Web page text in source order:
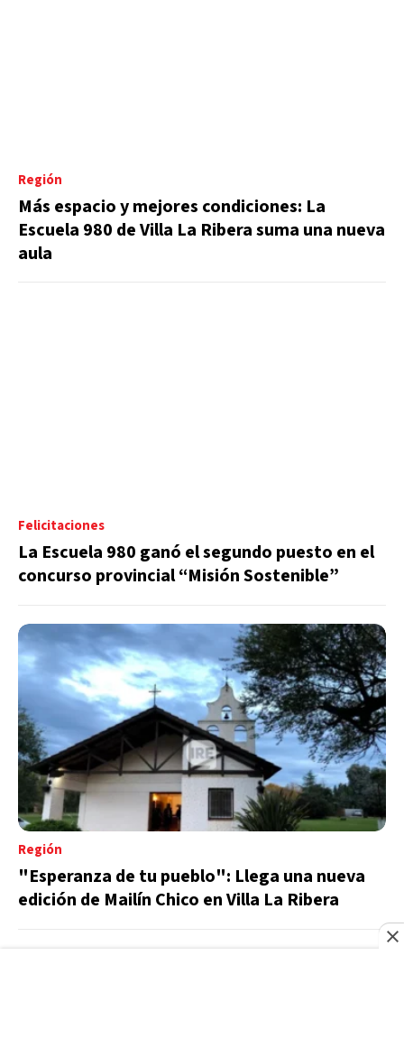
Región
Más espacio y mejores condiciones: La
Escuela 980 de Villa La Ribera suma una nueva
aula
Felicitaciones
La Escuela 980 ganó el segundo puesto en el
concurso provincial “Misión Sostenible”
Región
"Esperanza de tu pueblo": Llega una nueva
edición de Mailín Chico en Villa La Ribera